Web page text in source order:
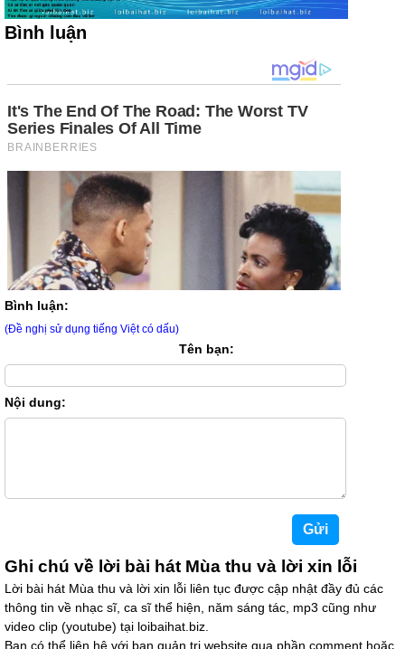
Bình luận
Bình luận:
(Đề nghị sử dụng tiếng Việt có dấu)
Tên bạn:
Nội dung:
Ghi chú về lời bài hát Mùa thu và lời xin lỗi
Lời bài hát Mùa thu và lời xin lỗi liên tục được cập nhật đầy đủ các
thông tin về nhạc sĩ, ca sĩ thể hiện, năm sáng tác, mp3 cũng như
video clip (youtube) tại loibaihat.biz.
Bạn có thể liên hệ với ban quản trị website qua phần comment hoặc